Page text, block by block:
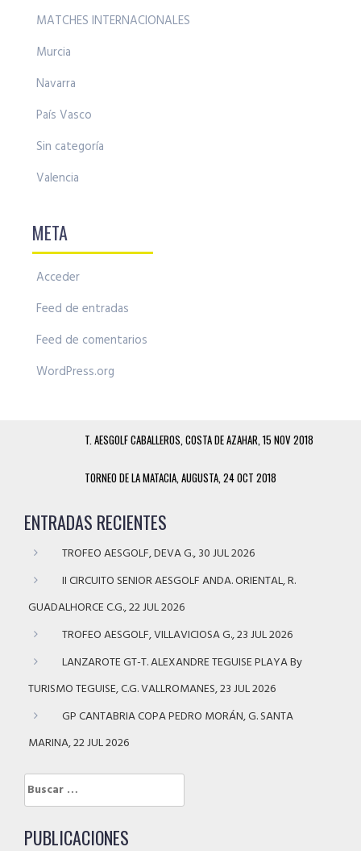
MATCHES INTERNACIONALES
Murcia
Navarra
País Vasco
Sin categoría
Valencia
META
Acceder
Feed de entradas
Feed de comentarios
WordPress.org
T. AESGOLF CABALLEROS, COSTA DE AZAHAR, 15 NOV 2018
TORNEO DE LA MATACIA, AUGUSTA, 24 OCT 2018
ENTRADAS RECIENTES
TROFEO AESGOLF, DEVA G., 30 JUL 2026
II CIRCUITO SENIOR AESGOLF ANDA. ORIENTAL, R.
GUADALHORCE C.G., 22 JUL 2026
TROFEO AESGOLF, VILLAVICIOSA G., 23 JUL 2026
LANZAROTE GT-T. ALEXANDRE TEGUISE PLAYA By
TURISMO TEGUISE, C.G. VALLROMANES, 23 JUL 2026
GP CANTABRIA COPA PEDRO MORÁN, G. SANTA
MARINA, 22 JUL 2026
Buscar:
PUBLICACIONES